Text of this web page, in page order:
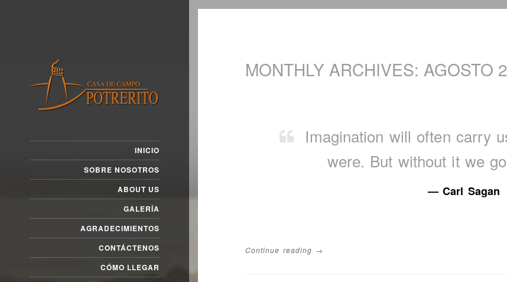
INICIO
SOBRE NOSOTROS
ABOUT US
GALERÍA
AGRADECIMIENTOS
CONTÁCTENOS
CÓMO LLEGAR
MONTHLY ARCHIVES: AGOSTO
Imagination will often carry
were. But without it we
— Carl Sagan
Continue reading →